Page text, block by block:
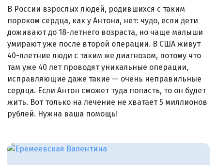
В России взрослых людей, родившихся с таким
пороком сердца, как у Антона, нет: чудо, если дети
доживают до 18-летнего возраста, но чаще малыши
умирают уже после второй операции. В США живут
40-ллетние люди с таким же диагнозом, потому что
там уже 40 лет проводят уникальные операции,
исправляющие даже такие — очень неправильные
сердца. Если Антон сможет туда попасть, то он будет
жить. Вот только на лечение не хватает 5 миллионов
рублей. Нужна ваша помощь!